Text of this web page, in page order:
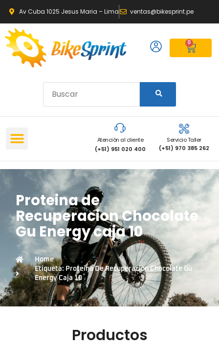
Av Cuba 1025 Jesus Maria – Lima ventas@bikesprint.pe
0
Atención al cliente
(+51) 951 020 400
Servicio Taller
(+51) 970 385 262
Proteina de
Recuperacion Chocolate
Gu Energy caja 10
Home
Etiqueta: Proteina De Recuperacion Chocolate Gu
Energy Caja 10
Productos